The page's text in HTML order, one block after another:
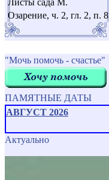
Листы сада М.
Озарение, ч. 2, гл. 2, п. 8
"Мочь помочь - счастье"
ПАМЯТНЫЕ ДАТЫ
АВГУСТ 2026
Актуально